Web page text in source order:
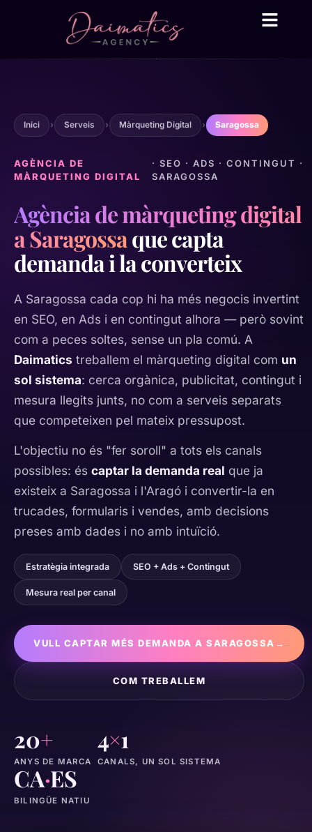
Inici › Serveis › Màrqueting Digital › Saragossa
AGÈNCIA DE
MÀRQUETING DIGITAL
· SEO · ADS · CONTINGUT ·
SARAGOSSA
Agència de màrqueting digital
a Saragossaque capta
demanda i la converteix
A Saragossa cada cop hi ha més negocis invertint
en SEO, en Ads i en contingut alhora — però sovint
com a peces soltes, sense un pla comú. A
Daimatics treballem el màrqueting digital com un
sol sistema: cerca orgànica, publicitat, contingut i
mesura llegits junts, no com a serveis separats
que competeixen pel mateix pressupost.
L'objectiu no és "fer soroll" a tots els canals
possibles: és captar la demanda real que ja
existeix a Saragossa i l'Aragó i convertir-la en
trucades, formularis i vendes, amb decisions
preses amb dades i no amb intuïció.
Estratègia integrada SEO + Ads + Contingut
Mesura real per canal
VULL CAPTAR MÉS DEMANDA A SARAGOSSA →
COM TREBALLEM
20+
ANYS DE MARCA
4×1
CANALS, UN SOL SISTEMA
CA·ES
BILINGÜE NATIU
Daima Business AI
● En línia